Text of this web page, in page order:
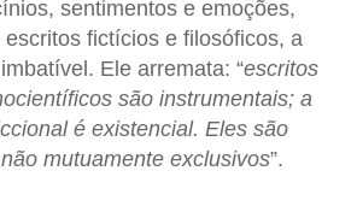
sentimentos e emoções,
fictícios e filosóficos, a
Ele arremata: “escritos
são instrumentais; a
é existencial. Eles são
mutuamente exclusivos”.